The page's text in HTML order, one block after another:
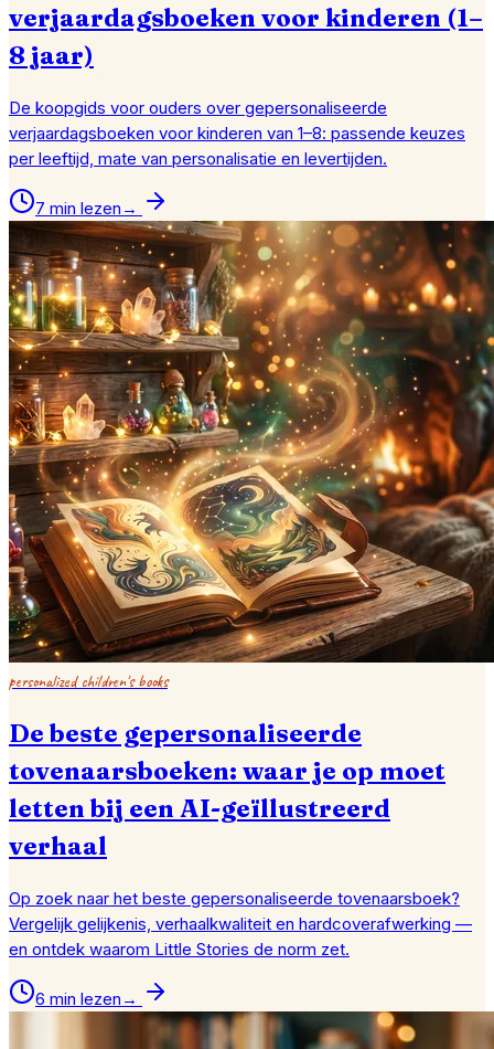
verjaardagsboeken voor kinderen (1–
8 jaar)
De koopgids voor ouders over gepersonaliseerde
verjaardagsboeken voor kinderen van 1–8: passende keuzes
per leeftijd, mate van personalisatie en levertijden.
7 min lezen →
personalized children's books
De beste gepersonaliseerde
tovenaarsboeken: waar je op moet
letten bij een AI-geïllustreerd
verhaal
Op zoek naar het beste gepersonaliseerde tovenaarsboek?
Vergelijk gelijkenis, verhaalkwaliteit en hardcoverafwerking —
en ontdek waarom Little Stories de norm zet.
6 min lezen →